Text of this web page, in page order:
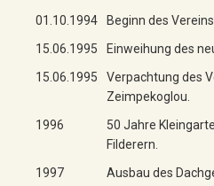
01.10.1994
Beginn des
15.06.1995
Einweihung des
15.06.1995
Verpachtung des
Zeimpekoglou.
1996
50 Jahre
Filderern.
1997
Ausbau des